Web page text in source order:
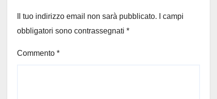
Il tuo indirizzo email non sarà pubblicato.
I campi
obbligatori sono contrassegnati *
Commento *